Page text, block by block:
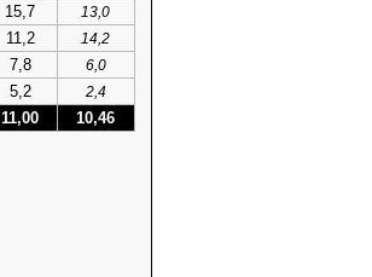
15,7
13,0
11,2
14,2
7,8
6,0
5,2 2,4
11,00 10,46